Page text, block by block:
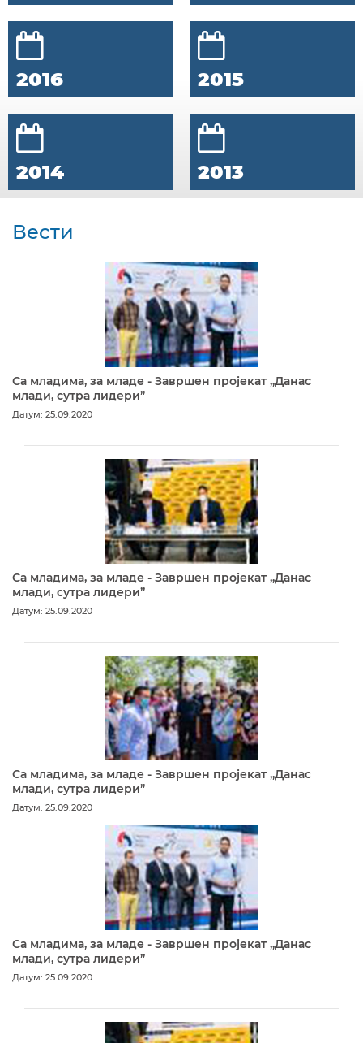
2016 2015
2014 2013
Вести
Са младима, за младе - Завршен пројекат „Данас
млади, сутра лидери”
Датум: 25.09.2020
Са младима, за младе - Завршен пројекат „Данас
млади, сутра лидери”
Датум: 25.09.2020
Са младима, за младе - Завршен пројекат „Данас
млади, сутра лидери”
Датум: 25.09.2020
Са младима, за младе - Завршен пројекат „Данас
млади, сутра лидери”
Датум: 25.09.2020